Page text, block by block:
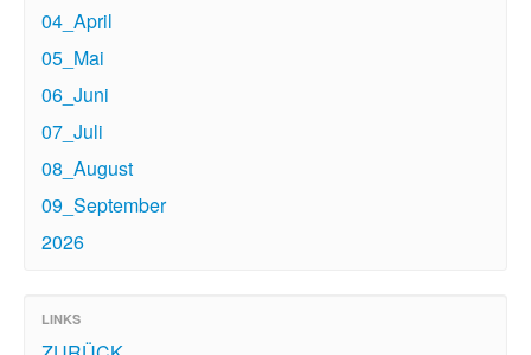
04_April
05_Mai
06_Juni
07_Juli
08_August
09_September
2026
LINKS